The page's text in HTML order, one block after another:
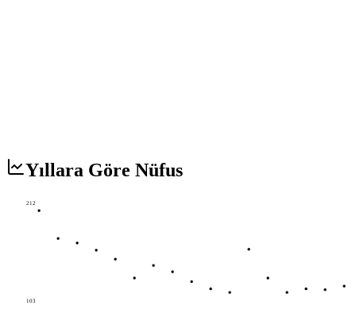
Yıllara Göre Nüfus
212
103